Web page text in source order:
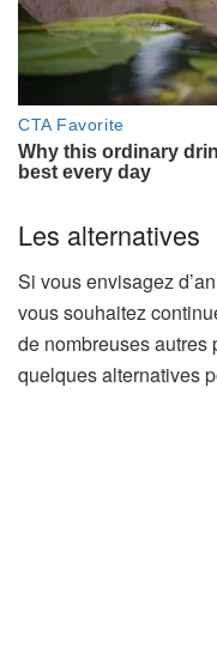
Les alternatives
Si vous envisagez
vous souhaitez
de nombreuses autres
quelques alternatives